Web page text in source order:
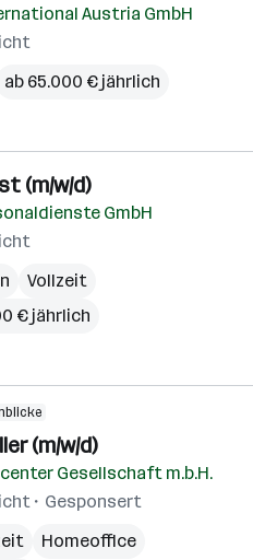
Austria GmbH
ab 65.000 € jährlich
(m/w/d)
GmbH
Vollzeit
€ jährlich
(m/w/d)
Gesellschaft m.b.H.
Gesponsert
Homeoffice